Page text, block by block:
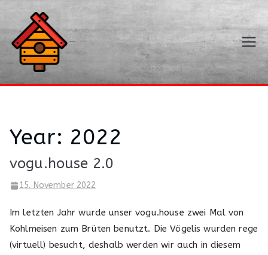
Zum
springen
Year: 2022
vogu.house 2.0
15. November 2022
Im letzten Jahr wurde unser vogu.house zwei Mal von
Kohlmeisen zum Brüten benutzt. Die Vögelis wurden rege
(virtuell) besucht, deshalb werden wir auch in diesem